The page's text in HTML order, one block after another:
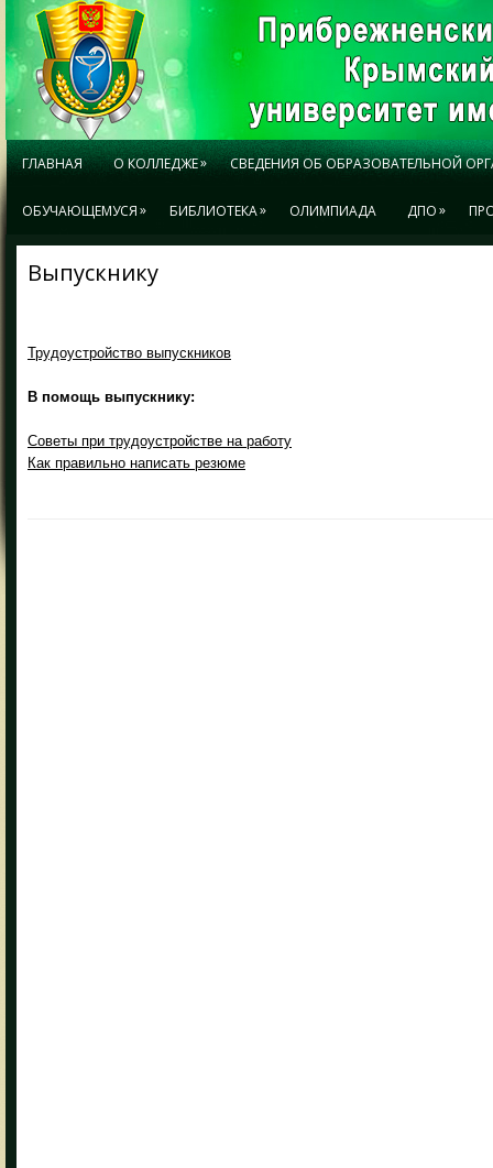
ГЛАВНАЯ О КОЛЛЕДЖЕ» СВЕДЕНИЯ ОБ ОБРАЗОВАТЕЛЬНОЙ
ОБУЧАЮЩЕМУСЯ» БИБЛИОТЕКА» ОЛИМПИАДА ДПО»
Выпускнику
Трудоустройство выпускников
В помощь выпускнику:
Советы при трудоустройстве на работу
Как правильно написать резюме